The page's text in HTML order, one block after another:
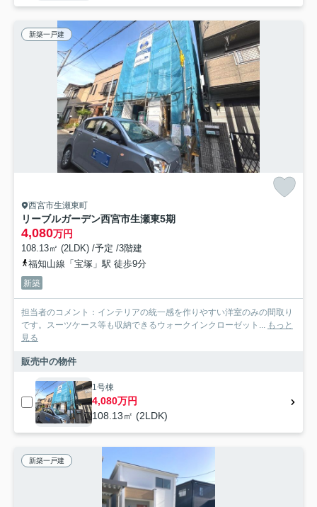
新築一戸建
西宮市生瀬東町
リーブルガーデン西宮市生瀬東5期
4,080万円
108.13㎡ (2LDK) /予定 /3階建
福知山線「宝塚」駅 徒歩9分
新築
担当者のコメント：インテリアの統一感を作りやすい洋室のみの間取り
です。スーツケース等も収納できるウォークインクローゼット... もっと
見る
販売中の物件
1号棟
4,080万円
108.13㎡ (2LDK)
新築一戸建